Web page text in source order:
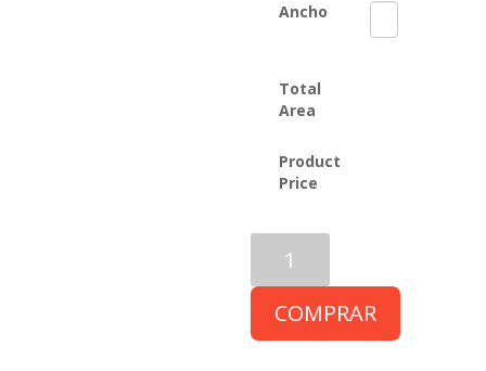
Ancho
Total
Area
Product
Price
año
cantidad
COMPRAR